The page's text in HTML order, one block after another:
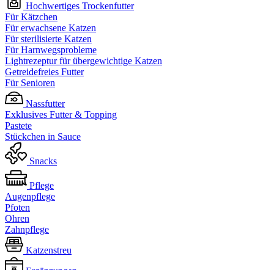
Hochwertiges Trockenfutter
Für Kätzchen
Für erwachsene Katzen
Für sterilisierte Katzen
Für Harnwegsprobleme
Lightrezeptur für übergewichtige Katzen
Getreidefreies Futter
Für Senioren
Nassfutter
Exklusives Futter & Topping
Pastete
Stückchen in Sauce
Snacks
Pflege
Augenpflege
Pfoten
Ohren
Zahnpflege
Katzenstreu